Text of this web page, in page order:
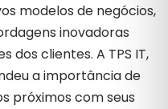
modelos de negócios,
inovadoras
dos clientes. A TPS IT,
a importância de
próximos com seus